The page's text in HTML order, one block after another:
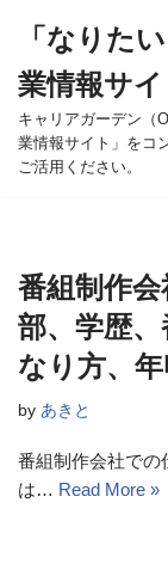
ン
テ
ン
ツ
ッ
プ
「なりた
業情報サイ
キャリアガーデン（
業情報サイト」をコ
ご活用ください。
番組制作
部、学歴、
なり方、
by あきと
番組制作会社での
は… Read More »